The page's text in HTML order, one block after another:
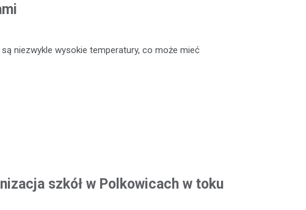
niezwykle wysokie temperatury, co może mieć
szkół w Polkowicach w toku